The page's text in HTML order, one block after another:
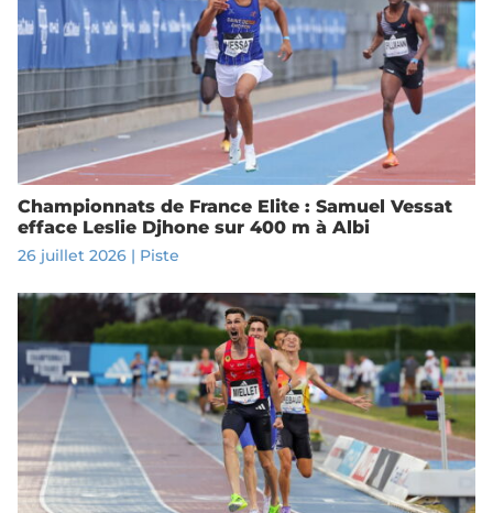
Championnats de France Elite : Samuel Vessat
efface Leslie Djhone sur 400 m à Albi
26 juillet 2026| Piste